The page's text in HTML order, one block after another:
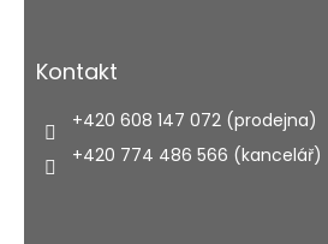
Kontakt
+420 608 147 072 (prodejna)
+420 774 486 566 (kancelář)